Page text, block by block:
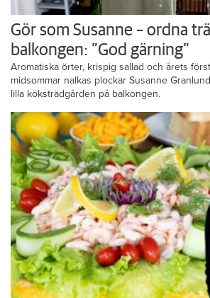
Gör som Susanne – ordna
balkongen: ”God gärning”
Aromatiska örter, krispig sallad och årets
midsommar nalkas plockar Susanne
lilla köksträdgården på balkongen.